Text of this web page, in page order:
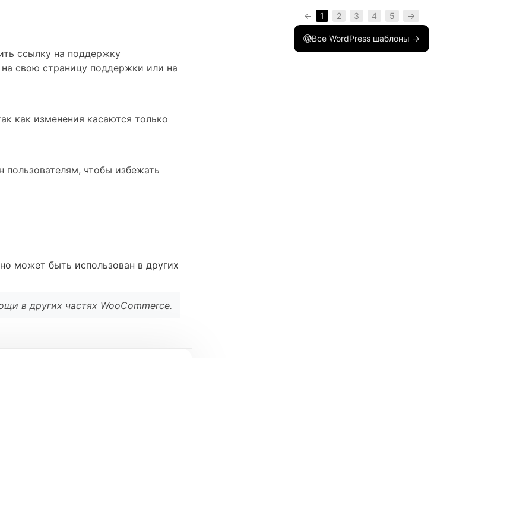
ссылку на поддержку
на свою страницу поддержки или на
как изменения касаются только
пользователям, чтобы избежать
может быть использован в других
в других частях WooCommerce.
← 1 2 3 4 5 →
Все WordPress шаблоны →